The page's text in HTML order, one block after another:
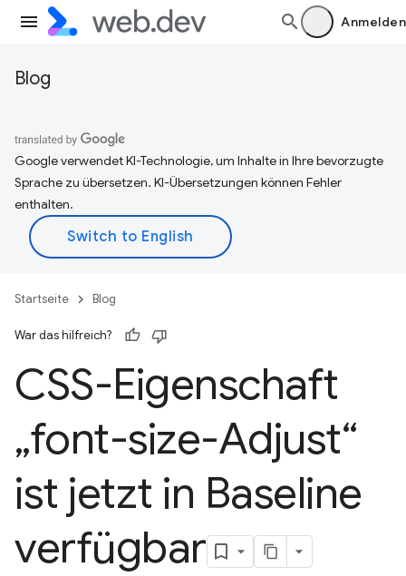
Anmelden
Blog
Google verwendet KI-Technologie, um Inhalte in Ihre bevorzugte
Sprache zu übersetzen. KI-Übersetzungen können Fehler
enthalten.
Startseite Blog
War das hilfreich?
CSS-Eigenschaft
„font-size-Adjust“
ist jetzt in Baseline
verfügbar